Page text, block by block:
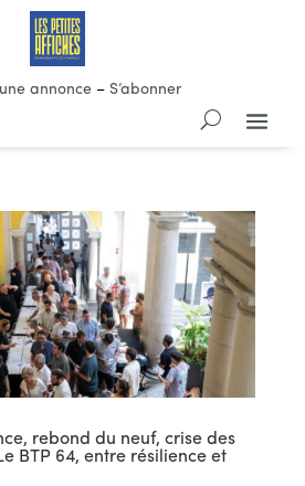
annonce– S’abonner
rebond du neuf, crise des
BTP 64, entre résilience et